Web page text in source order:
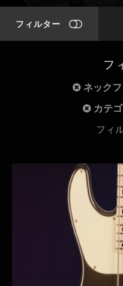
フィルター
フ
ネック
カテ
フィ